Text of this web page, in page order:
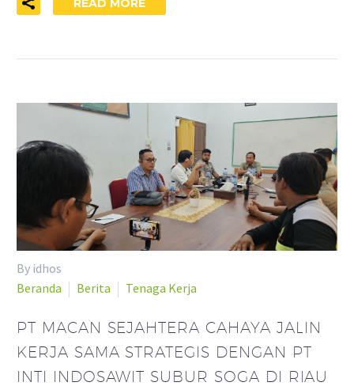
READ MORE
By idhos
Beranda
Berita Tenaga Kerja
PT MACAN SEJAHTERA CAHAYA JALIN
KERJA SAMA STRATEGIS DENGAN PT
INTI INDOSAWIT SUBUR SOGA DI RIAU